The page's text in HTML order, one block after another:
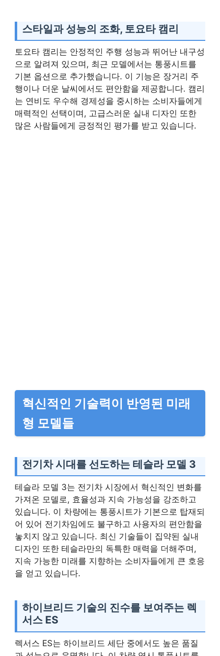
스타일과 성능의 조화, 토요타 캠리
토요타 캠리는 안정적인 주행 성능과 뛰어난 내구성
으로 알려져 있으며, 최근 모델에서는 통풍시트를
기본 옵션으로 추가했습니다. 이 기능은 장거리 주
행이나 더운 날씨에서도 편안함을 제공합니다. 캠리
는 연비도 우수해 경제성을 중시하는 소비자들에게
매력적인 선택이며, 고급스러운 실내 디자인 또한
많은 사람들에게 긍정적인 평가를 받고 있습니다.
혁신적인 기술력이 반영된 미래
형 모델들
전기차 시대를 선도하는 테슬라 모델 3
테슬라 모델 3는 전기차 시장에서 혁신적인 변화를
가져온 모델로, 효율성과 지속 가능성을 강조하고
있습니다. 이 차량에는 통풍시트가 기본으로 탑재되
어 있어 전기차임에도 불구하고 사용자의 편안함을
놓치지 않고 있습니다. 최신 기술들이 집약된 실내
디자인 또한 테슬라만의 독특한 매력을 더해주며,
지속 가능한 미래를 지향하는 소비자들에게 큰 호응
을 얻고 있습니다.
하이브리드 기술의 진수를 보여주는 렉
서스 ES
렉서스 ES는 하이브리드 세단 중에서도 높은 품질